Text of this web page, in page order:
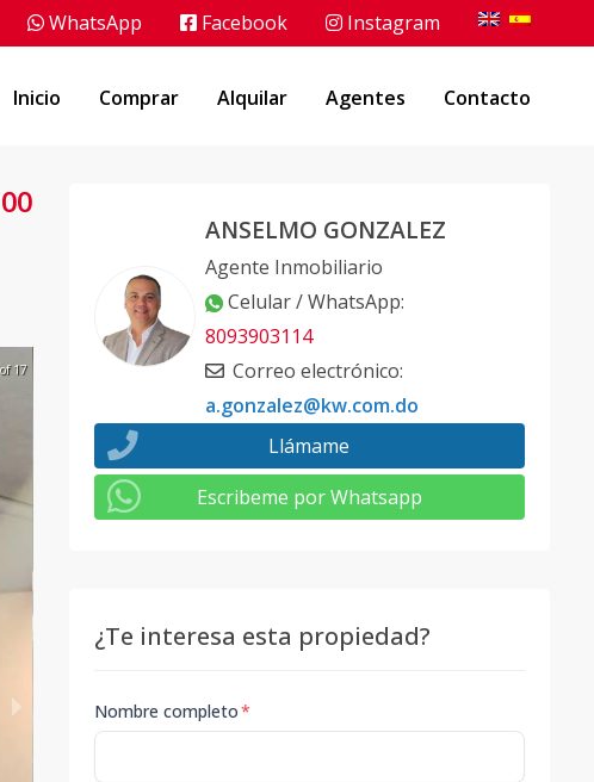
WhatsApp Facebook Instagram
Inicio Comprar Alquilar Agentes Contacto
17
ANSELMO GONZALEZ
Agente Inmobiliario
Celular / WhatsApp:
8093903114
Correo electrónico:
a.gonzalez@kw.com.do
Llámame
Escribeme por Whatsapp
¿Te interesa esta propiedad?
Nombre completo*